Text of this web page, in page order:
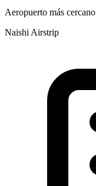
Aeropuerto más cercano
Naishi Airstrip